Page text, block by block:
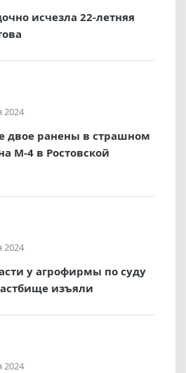
исчезла 22-летняя
2024
двое ранены в страшном
М-4 в Ростовской
2024
у агрофирмы по суду
изъяли
2024